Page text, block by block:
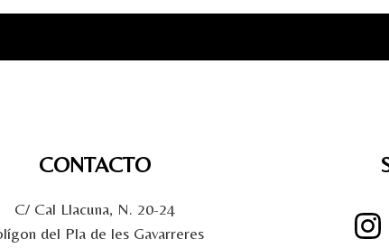
CONTACTO
C/ Cal Llacuna, N. 20-24
del Pla de les Gavarreres